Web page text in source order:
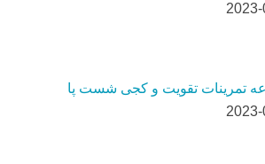
تمرینات تقویت و کجی شست پا